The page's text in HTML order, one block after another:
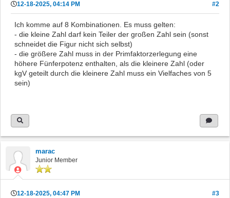
12-18-2025, 04:14 PM #2
Ich komme auf 8 Kombinationen. Es muss gelten:
- die kleine Zahl darf kein Teiler der großen Zahl sein (sonst
schneidet die Figur nicht sich selbst)
- die größere Zahl muss in der Primfaktorzerlegung eine
höhere Fünferpotenz enthalten, als die kleinere Zahl (oder
kgV geteilt durch die kleinere Zahl muss ein Vielfaches von 5
sein)
marac
Junior Member
12-18-2025, 04:47 PM #3